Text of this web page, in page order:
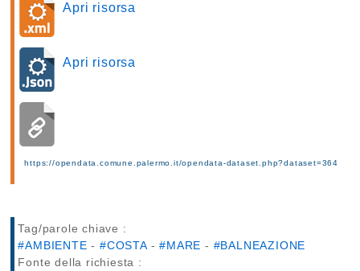
Apri risorsa
Apri risorsa
https://opendata.comune.palermo.it/opendata-dataset.php?dataset=364
Tag/parole chiave :
#AMBIENTE -#COSTA-#MARE - #BALNEAZIONE
Fonte della richiesta :